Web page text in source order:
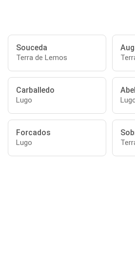
Souceda
Terra de Lemos
Carballedo
Lugo
Forcados
Lugo